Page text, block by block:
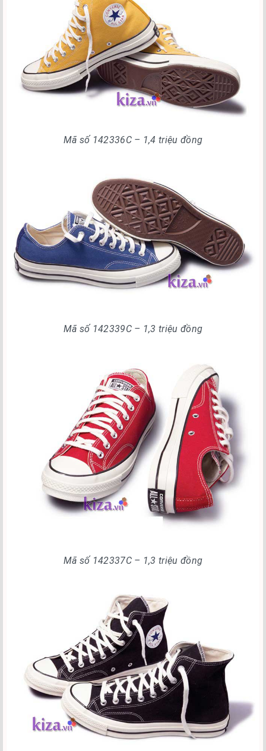
Mã số 142336C – 1,4 triệu đồng
Mã số 142339C – 1,3 triệu đồng
Mã số 142337C – 1,3 triệu đồng